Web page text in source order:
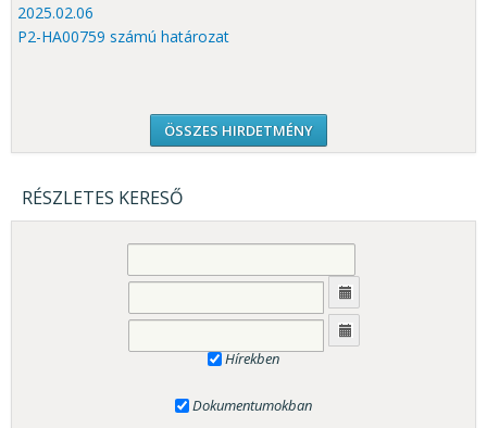
2025.02.06
P2-HA00759 számú határozat
ÖSSZES HIRDETMÉNY
RÉSZLETES KERESŐ
Hírekben
Dokumentumokban